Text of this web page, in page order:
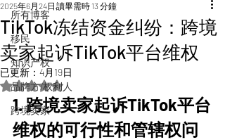
所有博客
移民
知识产权
品牌方/权利人
跨境卖家
TikTok冻结资金纠纷：跨境
卖家起诉TikTok平台维权
2025年6月24日 讀畢需時 13 分鐘
已更新： 4月19日
評等為 NaN（最高為 5 顆星）。
1. 跨境卖家起诉TikTok平台
维权的可行性和管辖权问